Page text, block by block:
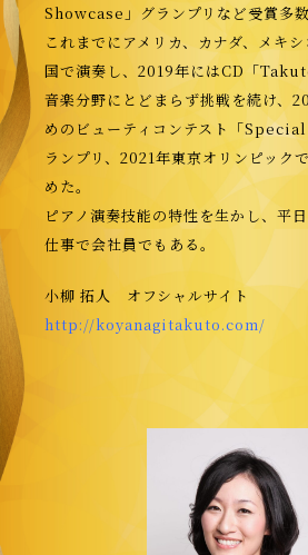
Showcase 」グランプリなど受賞多数
これまでにアメリカ、カナダ、メキ
国で演奏し、 2019年にはCD 「
音楽分野にとどまらず挑戦を続け、
めのビューティコンテスト「Special
ランプリ、 2021年東京オリンピック
めた。
ピアノ演奏技能の特性を生かし、平
仕事で会社員でもある。
小柳 拓人 オフシャルサイト
http://koyanagitakuto.com/